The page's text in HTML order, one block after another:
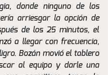
donde ninguno de los
arriesgar la opción de
de los 25 minutos, el
a llegar con frecuencia,
Bozán movió el tablero
al equipo y darle una